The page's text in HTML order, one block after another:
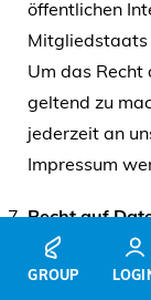
GROUP
öffentlichen
Um das
geltend zu
jederzeit an
Impressum
Recht auf
Sie haben